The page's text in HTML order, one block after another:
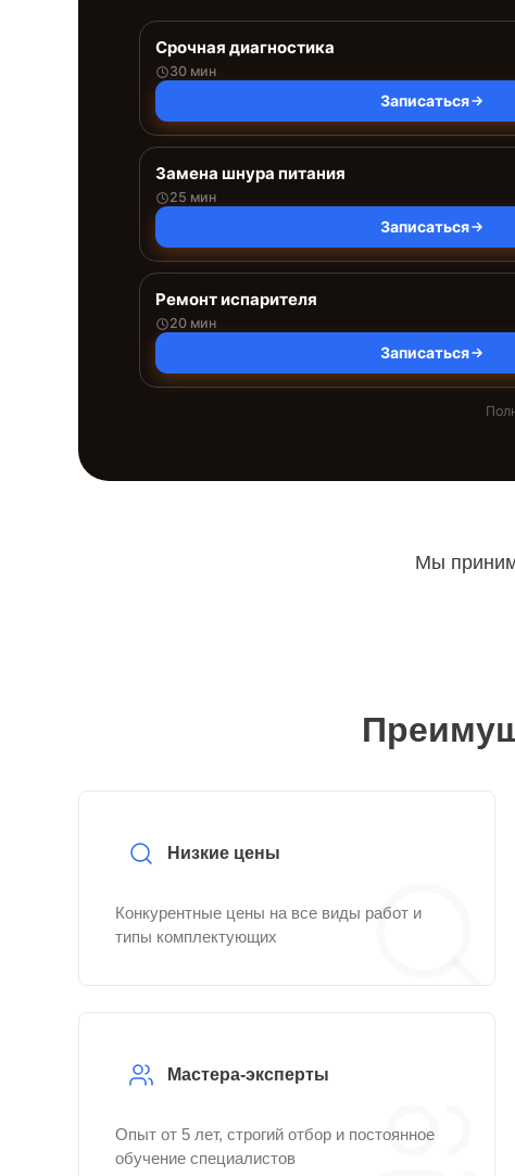
Срочная диагностика
30 мин
Записаться
Замена шнура питания
25 мин
Записаться
Ремонт испарителя
20 мин
Записаться
Мы
Низкие цены
Конкурентные цены на все виды работ и
типы комплектующих
Мастера-эксперты
Опыт от 5 лет, строгий отбор и постоянное
обучение специалистов